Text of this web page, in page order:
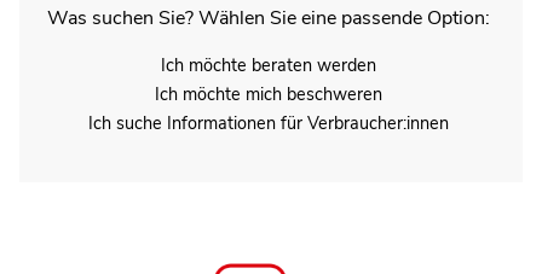
Was suchen Sie? Wählen Sie eine passende Option:
Ich möchte beraten werden
Ich möchte mich beschweren
Ich suche Informationen für Verbraucher:innen